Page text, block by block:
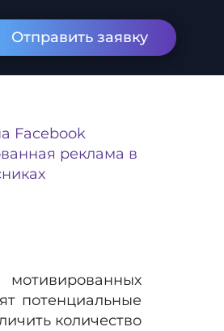
Отправить заявку
Facebook
реклама в
потенциальные
количество